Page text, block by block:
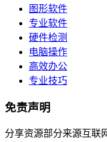
图形软件
专业软件
硬件检测
电脑操作
高效办公
专业技巧
免责声明
分享资源部分来源互联